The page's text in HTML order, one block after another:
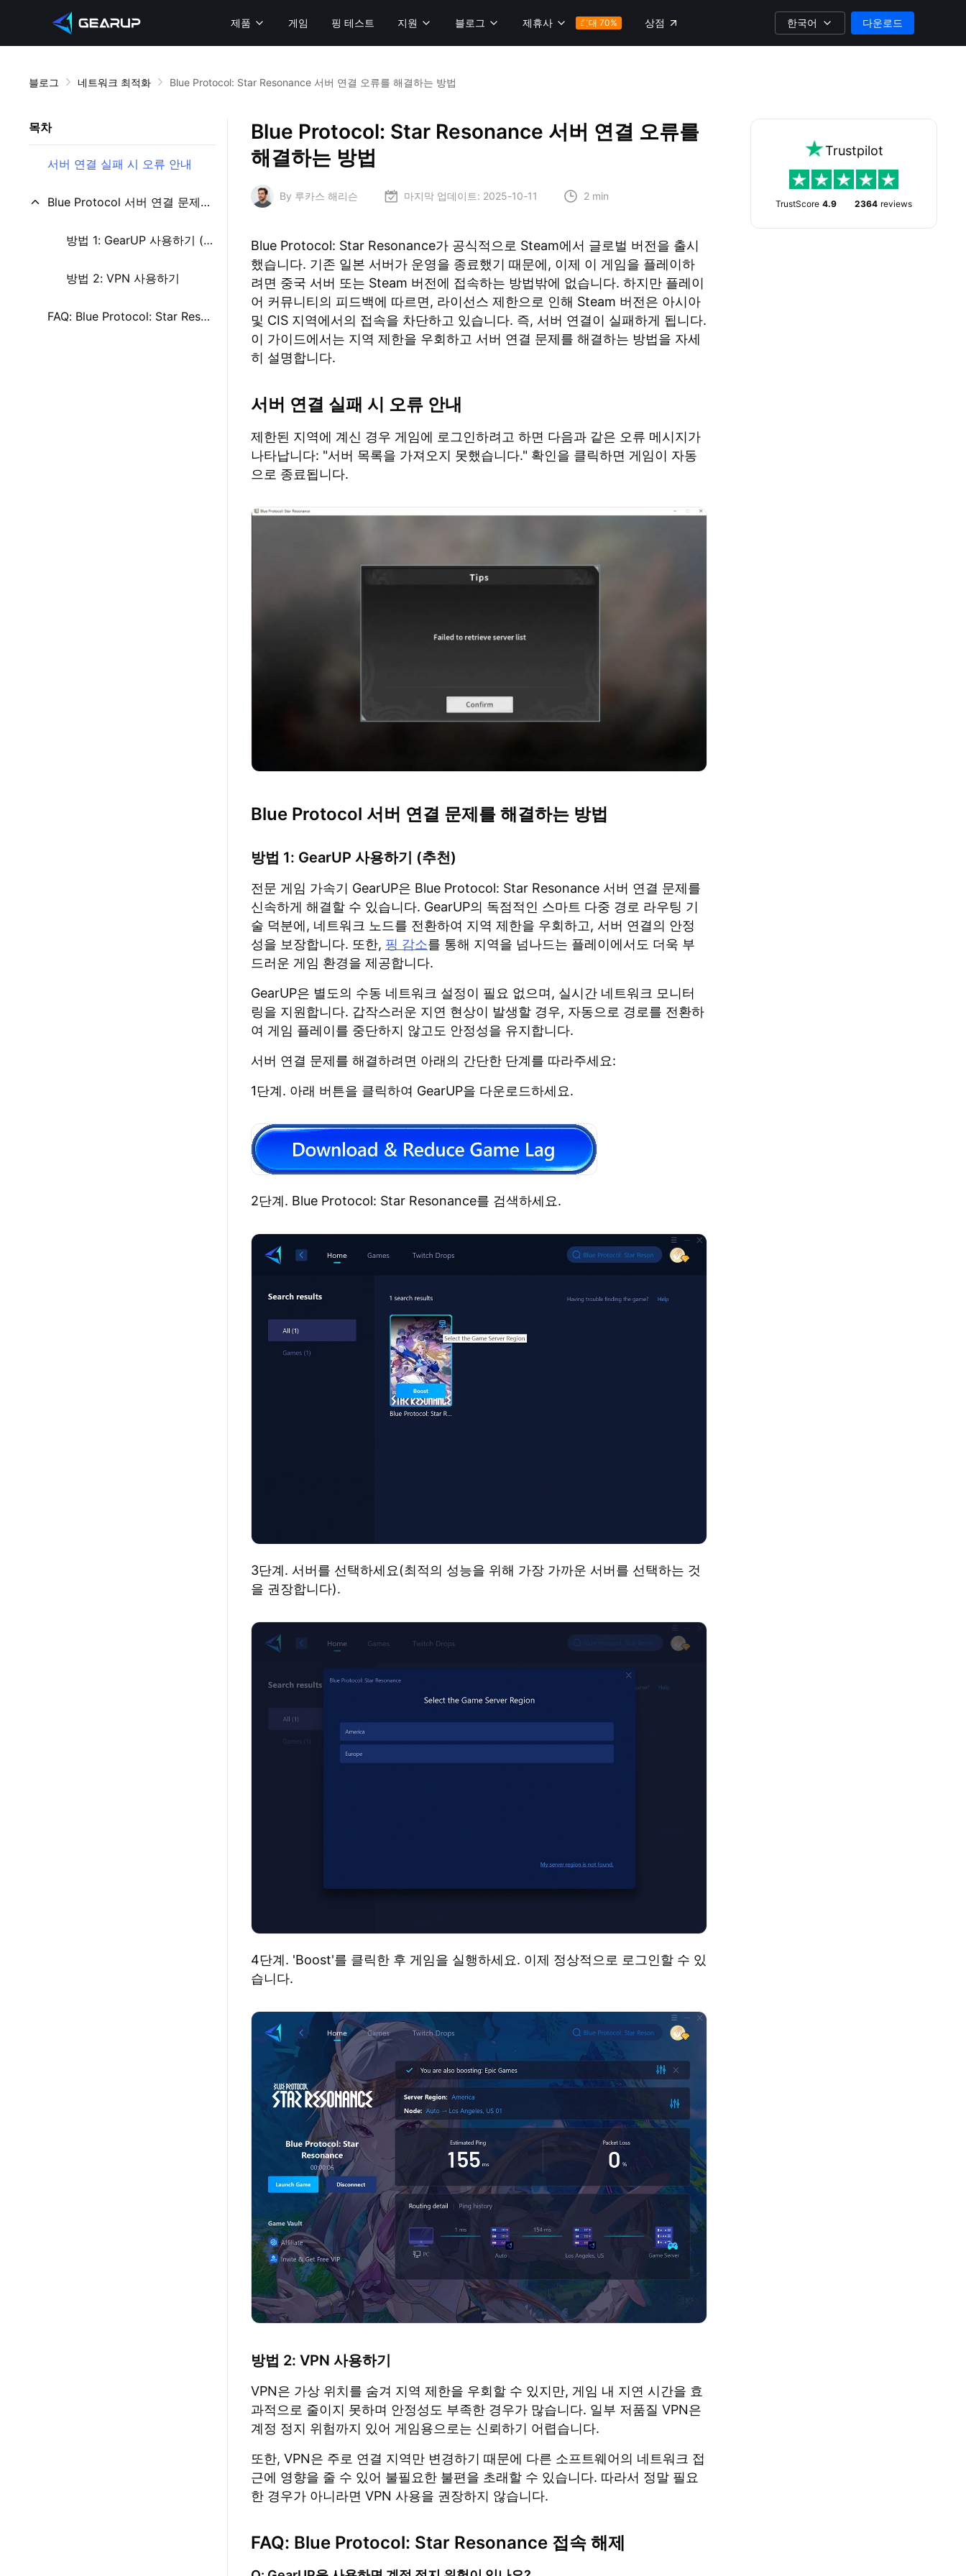
제품 게임 핑 테스트 지원 블로그 제휴사 최대 70% 상점 한국어 다운로드
블로그 네트워크 최적화 Blue Protocol: Star Resonance 서버 연결 오류를 해결하는 방법
목차
서버 연결 실패 시 오류 안내
Blue Protocol 서버 연결 문제를 해결하는 방법
방법 1: GearUP 사용하기 (추천)
방법 2: VPN 사용하기
FAQ: Blue Protocol: Star Resonance 접속 해제
Blue Protocol: Star Resonance 서버 연결 오류를
해결하는 방법
By 루카스 해리슨 마지막 업데이트: 2025-10-11 2 min
Blue Protocol: Star Resonance가 공식적으로 Steam에서 글로벌 버전을 출시
했습니다. 기존 일본 서버가 운영을 종료했기 때문에, 이제 이 게임을 플레이하
려면 중국 서버 또는 Steam 버전에 접속하는 방법밖에 없습니다. 하지만 플레이
어 커뮤니티의 피드백에 따르면, 라이선스 제한으로 인해 Steam 버전은 아시아
및 CIS 지역에서의 접속을 차단하고 있습니다. 즉, 서버 연결이 실패하게 됩니다.
이 가이드에서는 지역 제한을 우회하고 서버 연결 문제를 해결하는 방법을 자세
히 설명합니다.
서버 연결 실패 시 오류 안내
제한된 지역에 계신 경우 게임에 로그인하려고 하면 다음과 같은 오류 메시지가
나타납니다: "서버 목록을 가져오지 못했습니다." 확인을 클릭하면 게임이 자동
으로 종료됩니다.
Blue Protocol 서버 연결 문제를 해결하는 방법
방법 1: GearUP 사용하기 (추천)
전문 게임 가속기 GearUP은 Blue Protocol: Star Resonance 서버 연결 문제를
신속하게 해결할 수 있습니다. GearUP의 독점적인 스마트 다중 경로 라우팅 기
술 덕분에, 네트워크 노드를 전환하여 지역 제한을 우회하고, 서버 연결의 안정
성을 보장합니다. 또한, 핑 감소를 통해 지역을 넘나드는 플레이에서도 더욱 부
드러운 게임 환경을 제공합니다.
GearUP은 별도의 수동 네트워크 설정이 필요 없으며, 실시간 네트워크 모니터
링을 지원합니다. 갑작스러운 지연 현상이 발생할 경우, 자동으로 경로를 전환하
여 게임 플레이를 중단하지 않고도 안정성을 유지합니다.
서버 연결 문제를 해결하려면 아래의 간단한 단계를 따라주세요:
1단계. 아래 버튼을 클릭하여 GearUP을 다운로드하세요.
2단계. Blue Protocol: Star Resonance를 검색하세요.
3단계. 서버를 선택하세요(최적의 성능을 위해 가장 가까운 서버를 선택하는 것
을 권장합니다).
4단계. 'Boost'를 클릭한 후 게임을 실행하세요. 이제 정상적으로 로그인할 수 있
습니다.
방법 2: VPN 사용하기
VPN은 가상 위치를 숨겨 지역 제한을 우회할 수 있지만, 게임 내 지연 시간을 효
과적으로 줄이지 못하며 안정성도 부족한 경우가 많습니다. 일부 저품질 VPN은
계정 정지 위험까지 있어 게임용으로는 신뢰하기 어렵습니다.
또한, VPN은 주로 연결 지역만 변경하기 때문에 다른 소프트웨어의 네트워크 접
근에 영향을 줄 수 있어 불필요한 불편을 초래할 수 있습니다. 따라서 정말 필요
한 경우가 아니라면 VPN 사용을 권장하지 않습니다.
FAQ: Blue Protocol: Star Resonance 접속 해제
Trustpilot
TrustScore 4.9 2364 reviews